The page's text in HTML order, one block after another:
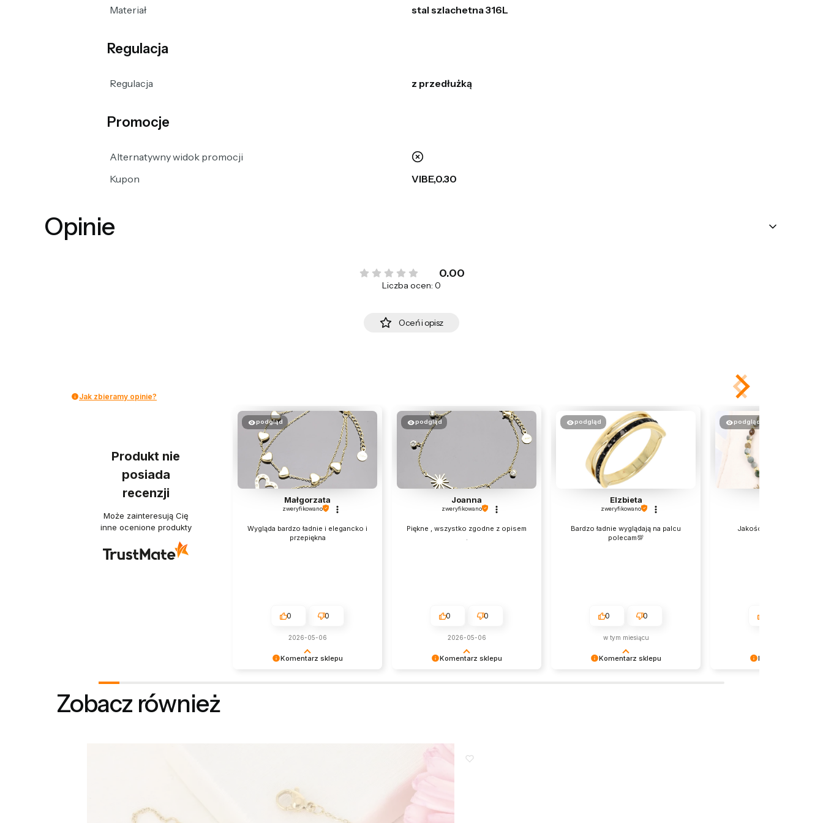
Materiał stal szlachetna 316L
Regulacja
Regulacja z przedłużką
Promocje
Alternatywny widok promocji
nie
Kupon
VIBE,0.30
Opinie
0.00
Liczba ocen: 0
Oceń i opisz
Jak zbieramy opinie?
Produkt nie
posiada
recenzji
Może zainteresują Cię
inne ocenione produkty
Komentarz sklepu
podgląd
Małgorzata
zweryfikowano
Wygląda bardzo ładnie i elegancko i
przepiękna
0 0
2026-05-06
Komentarz sklepu
podgląd
Joanna
zweryfikowano
Piękne , wszystko zgodne z opisem
.
0 0
2026-05-06
Komentarz sklepu
podgląd
Elzbieta
zweryfikowano
Bardzo ładnie wyglądają na palcu
polecam💯
0 0
w tym miesiącu
Komentarz sklepu
podgląd
Jakośc bez zarzutu
Zobacz również